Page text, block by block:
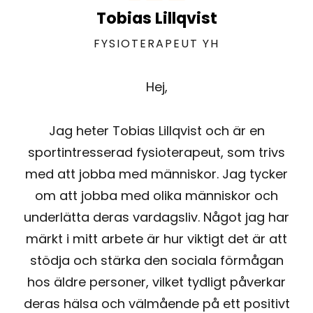
Tobias Lillqvist
FYSIOTERAPEUT YH
Hej,
Jag heter Tobias Lillqvist och är en
sportintresserad fysioterapeut, som trivs
med att jobba med människor. Jag tycker
om att jobba med olika människor och
underlätta deras vardagsliv. Något jag har
märkt i mitt arbete är hur viktigt det är att
stödja och stärka den sociala förmågan
hos äldre personer, vilket tydligt påverkar
deras hälsa och välmående på ett positivt